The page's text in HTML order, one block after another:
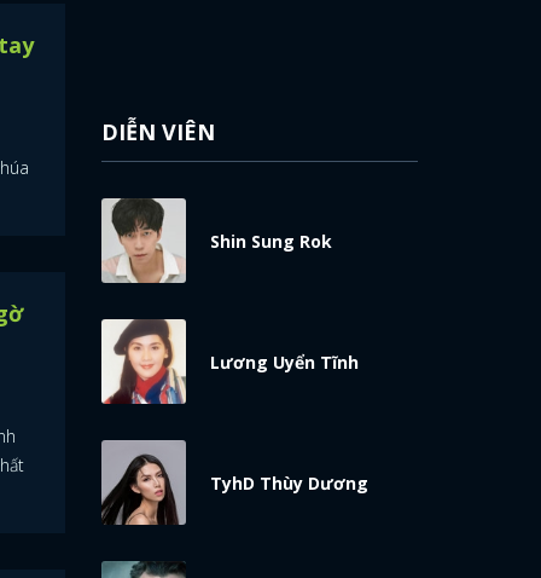
DIỄN VIÊN
Shin Sung Rok
Lương Uyển Tĩnh
TyhD Thùy Dương